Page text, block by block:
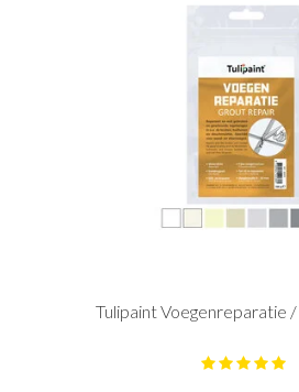
Tulipaint Voegenreparatie